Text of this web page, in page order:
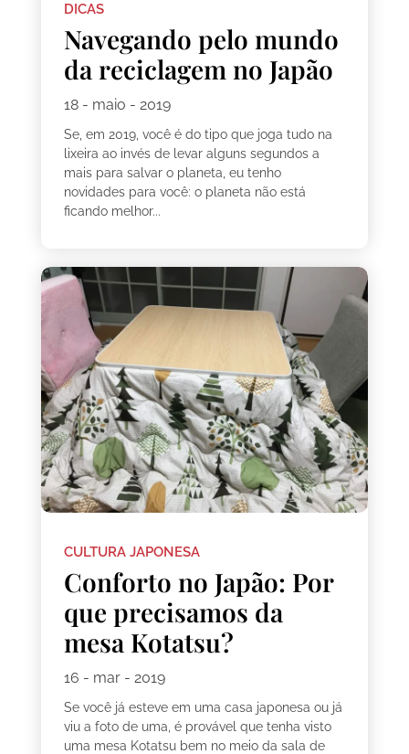
DICAS
Navegando pelo mundo
da reciclagem no Japão
18 - maio - 2019
Se, em 2019, você é do tipo que joga tudo na
lixeira ao invés de levar alguns segundos a
mais para salvar o planeta, eu tenho
novidades para você: o planeta não está
ficando melhor...
CULTURA JAPONESA
Conforto no Japão: Por
que precisamos da
mesa Kotatsu?
16 - mar - 2019
Se você já esteve em uma casa japonesa ou já
viu a foto de uma, é provável que tenha visto
uma mesa Kotatsu bem no meio da sala de